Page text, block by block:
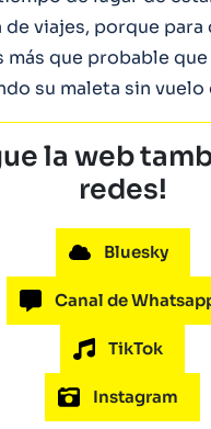
de viajes, porque para
más que probable
su maleta sin vuelo
la web
redes!
Bluesky
Canal de
TikTok
Instagram